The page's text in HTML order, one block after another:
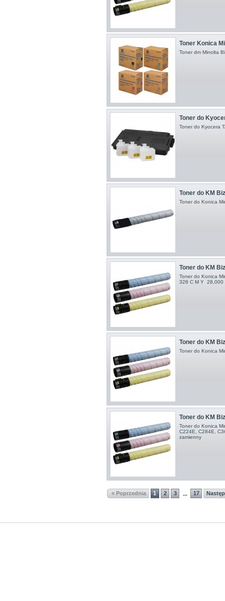
Toner Konica
Toner dm Minolta
Toner do
Toner do Kyocera
Toner do KM
Toner do Konica
Toner do KM
Toner do Konica
328 C M Y 28,000
Toner do KM
Toner do Konica
Toner do KM
Toner do Konica
C224E, C284E,
zamienny
« Poprzednia 1 2 3 ... 17